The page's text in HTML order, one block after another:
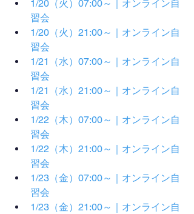
1/20（火）07:00～｜オンライン自
習会
1/20（火）21:00～｜オンライン自
習会
1/21（水）07:00～｜オンライン自
習会
1/21（水）21:00～｜オンライン自
習会
1/22（木）07:00～｜オンライン自
習会
1/22（木）21:00～｜オンライン自
習会
1/23（金）07:00～｜オンライン自
習会
1/23（金）21:00～｜オンライン自